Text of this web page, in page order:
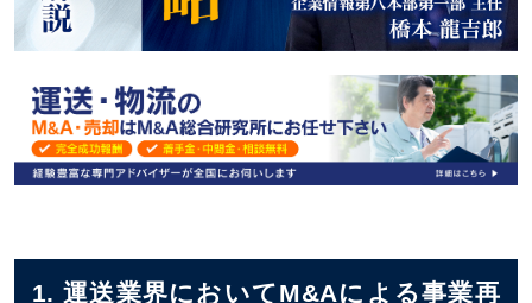
1. 運送業界においてM&Aによる事業再